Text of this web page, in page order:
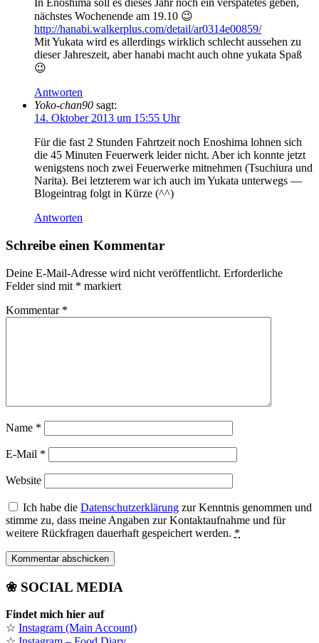
In Enoshima soll es dieses Jahr noch ein verspätetes geben,
nächstes Wochenende am 19.10 😉
http://hanabi.walkerplus.com/detail/ar0314e00859/
Mit Yukata wird es allerdings wirklich schlecht aussehen zu
dieser Jahreszeit, aber hanabi macht auch ohne yukata Spaß
😉
Antworten
Yoko-chan90 sagt:
14. Oktober 2013 um 15:55 Uhr
Für die fast 2 Stunden Fahrtzeit noch Enoshima lohnen sich
die 45 Minuten Feuerwerk leider nicht. Aber ich konnte jetzt
wenigstens noch zwei Feuerwerke mitnehmen (Tsuchiura und
Narita). Bei letzterem war ich auch im Yukata unterwegs —
Blogeintrag folgt in Kürze (^^)
Antworten
Schreibe einen Kommentar
Deine E-Mail-Adresse wird nicht veröffentlicht. Erforderliche
Felder sind mit * markiert
Kommentar *
Name *
E-Mail *
Website
Ich habe die Datenschutzerklärung zur Kenntnis genommen und
stimme zu, dass meine Angaben zur Kontaktaufnahme und für
weitere Rückfragen dauerhaft gespeichert werden. *
❀ SOCIAL MEDIA
Findet mich hier auf
☆ Instagram (Main Account)